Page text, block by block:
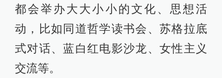
都会举办大大小小的文化、思想活
动，比如同道哲学读书会、苏格拉底
式对话、蓝白红电影沙龙、女性主义
交流等。